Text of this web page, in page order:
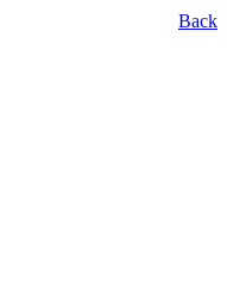
Back